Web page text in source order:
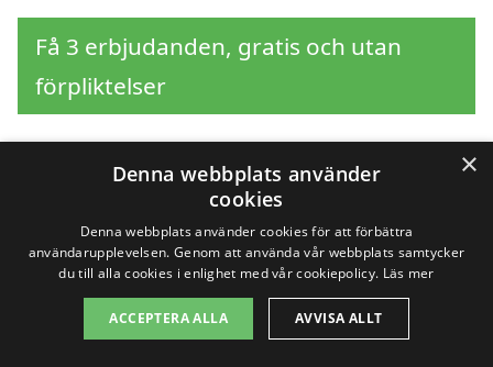
Få 3 erbjudanden, gratis och utan
förpliktelser
Sök efter en
professionell för
företagsflytt i andra
×
Denna webbplats använder
cookies
Denna webbplats använder cookies för att förbättra
användarupplevelsen. Genom att använda vår webbplats samtycker
du till alla cookies i enlighet med vår cookiepolicy. Läs mer
ACCEPTERA ALLA AVVISA ALLT